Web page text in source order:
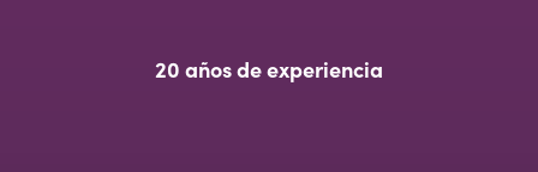
20 años de experiencia